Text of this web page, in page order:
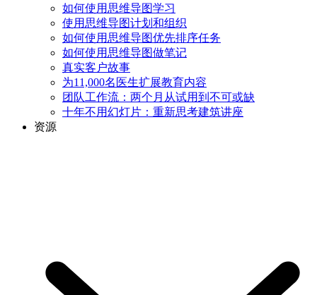
如何使用思维导图学习
使用思维导图计划和组织
如何使用思维导图优先排序任务
如何使用思维导图做笔记
真实客户故事
为11,000名医生扩展教育内容
团队工作流：两个月从试用到不可或缺
十年不用幻灯片：重新思考建筑讲座
资源